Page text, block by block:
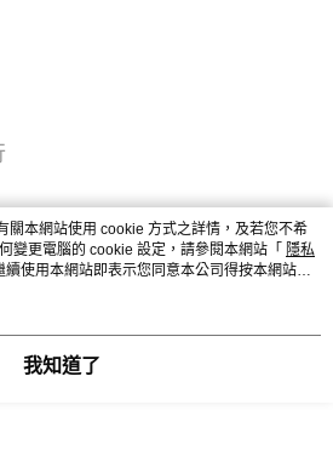
關本網站使用 cookie 方式之詳情，及若您不希
變更電腦的 cookie 設定，請參閱本網站「 隱私
續使用本網站即表示您同意本公司得按本網站使
。
我知道了